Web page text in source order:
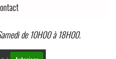
de 10H00 à 18H00.